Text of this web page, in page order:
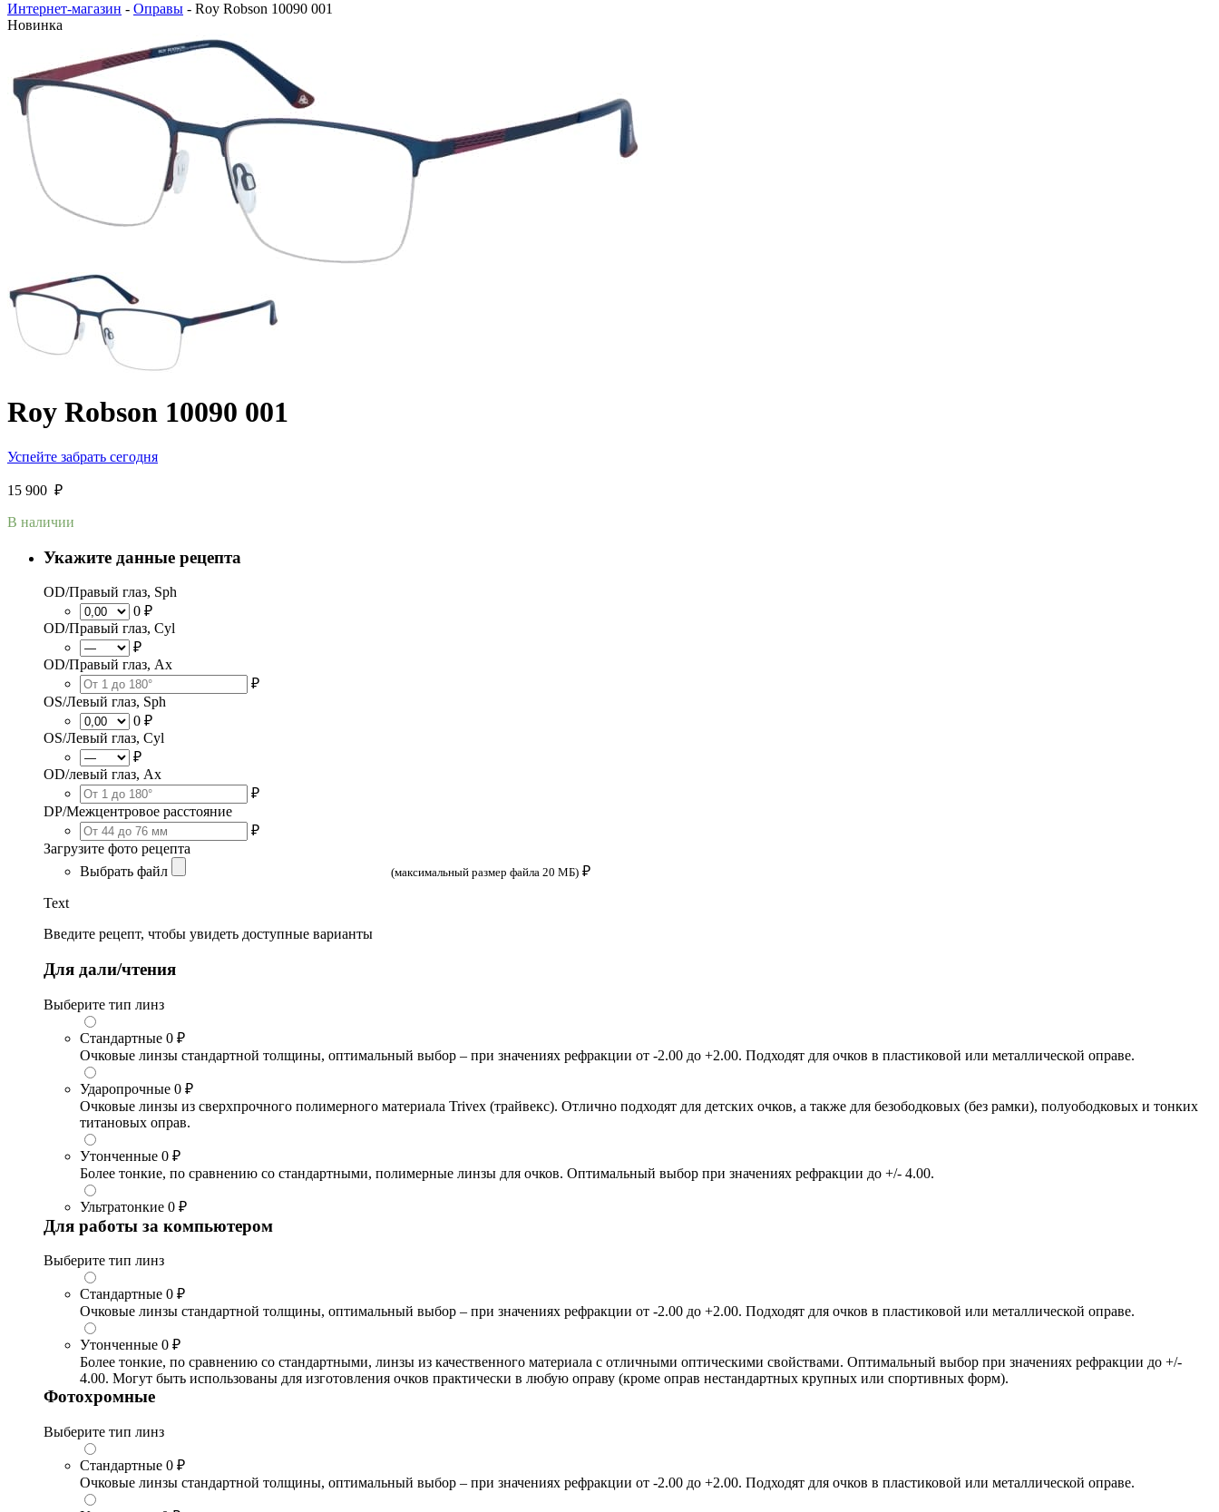
Интернет-магазин - Оправы - Roy Robson 10090 001
Новинка
Roy Robson 10090 001
Успейте забрать сегодня
15 900 ₽
В наличии
Укажите данные рецепта
OD/Правый глаз, Sph
0 ₽
OD/Правый глаз, Cyl
₽
OD/Правый глаз, Ax
₽
OS/Левый глаз, Sph
0 ₽
OS/Левый глаз, Cyl
₽
OD/левый глаз, Ax
₽
DP/Межцентровое расстояние
₽
Загрузите фото рецепта
Выбрать файл
(максимальный размер файла 20 МБ) ₽
Text
Введите рецепт, чтобы увидеть доступные варианты
Для дали/чтения
Выберите тип линз
Стандартные 0 ₽
Очковые линзы стандартной толщины, оптимальный выбор – при значениях рефракции от -2.00 до +2.00. Подходят для очков в пластиковой или металлической оправе.
Ударопрочные 0 ₽
Очковые линзы из сверхпрочного полимерного материала Trivex (трайвекс). Отлично подходят для детских очков, а также для безободковых (без рамки), полуободковых и тонких
титановых оправ.
Утонченные 0 ₽
Более тонкие, по сравнению со стандартными, полимерные линзы для очков. Оптимальный выбор при значениях рефракции до +/- 4.00.
Ультратонкие 0 ₽
Для работы за компьютером
Выберите тип линз
Стандартные 0 ₽
Очковые линзы стандартной толщины, оптимальный выбор – при значениях рефракции от -2.00 до +2.00. Подходят для очков в пластиковой или металлической оправе.
Утонченные 0 ₽
Более тонкие, по сравнению со стандартными, линзы из качественного материала с отличными оптическими свойствами. Оптимальный выбор при значениях рефракции до +/-
4.00. Могут быть использованы для изготовления очков практически в любую оправу (кроме оправ нестандартных крупных или спортивных форм).
Фотохромные
Выберите тип линз
Стандартные 0 ₽
Очковые линзы стандартной толщины, оптимальный выбор – при значениях рефракции от -2.00 до +2.00. Подходят для очков в пластиковой или металлической оправе.